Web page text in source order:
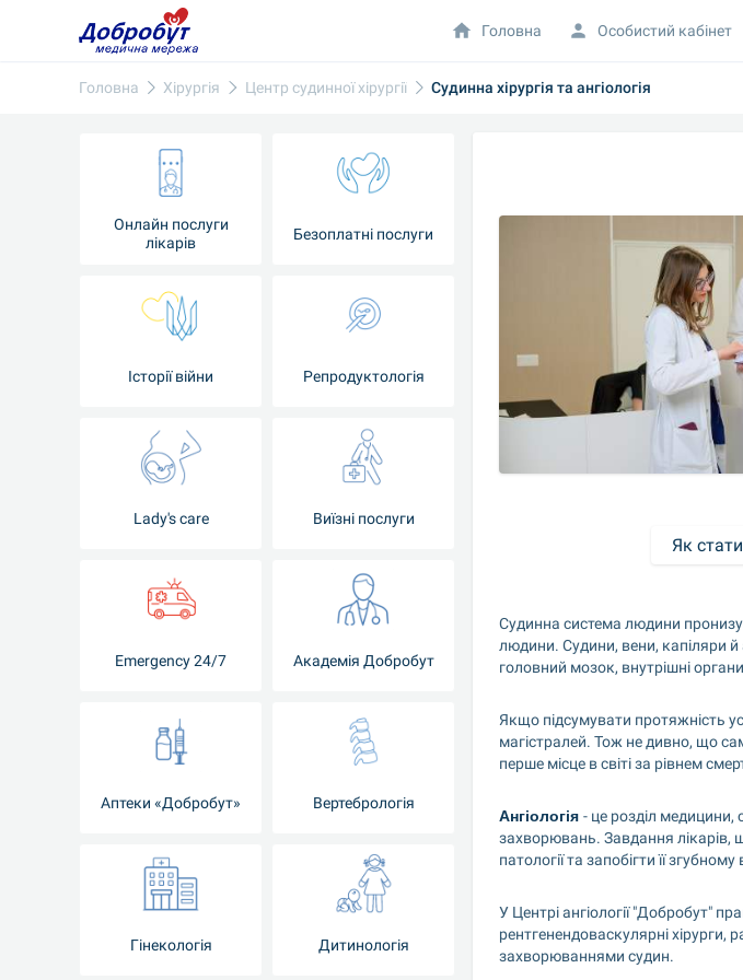
Головна Хірургія Центр судинної хірургії Судинна хірургія та ангіологія
Онлайн послуги
лікарів
Безоплатні послуги
Історії війни Репродуктологія
Lady's care Виїзні послуги
Emergency 24/7 Академія Добробут
Аптеки «Добробут» Вертебрологія
Гінекологія Дитинологія
Як
Судинна система людини
людини. Судини, вени, капіляри
головний мозок, внутрішні органи
Якщо підсумувати протяжність
магістралей. Тож не дивно, що
перше місце в світі за рівнем
Ангіологія - це розділ медицини,
захворювань. Завдання лікарів,
патології та запобігти її
У Центрі ангіології "Добробут"
рентгенендоваскулярні
захворюваннями судин.
Головна Особистий кабінет